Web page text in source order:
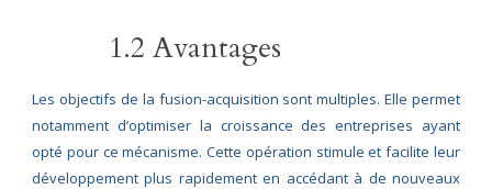
1.2 Avantages
Les objectifs de la fusion-acquisition sont multiples. Elle permet
notamment d’optimiser la croissance des entreprises ayant
opté pour ce mécanisme. Cette opération stimule et facilite leur
développement plus rapidement en accédant à de nouveaux